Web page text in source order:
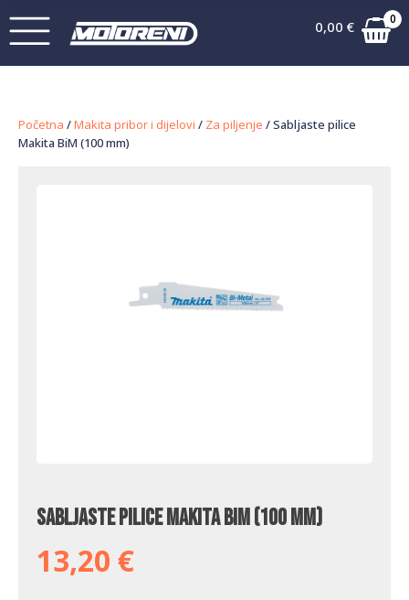
0,00 € 0
Početna /Makita pribor i dijelovi / Za piljenje / Sabljaste pilice
Makita BiM (100 mm)
Sabljaste pilice Makita BiM (100 mm)
13,20 €